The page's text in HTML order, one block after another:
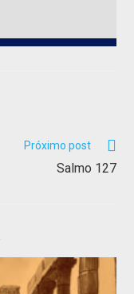
Próximo post
Salmo 127